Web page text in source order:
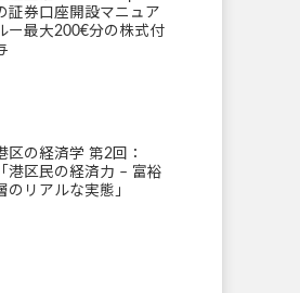
証券口座開設マニュア
ー最大200€分の株式付
区の経済学 第2回：
「港区民の経済力 – 富裕
のリアルな実態」